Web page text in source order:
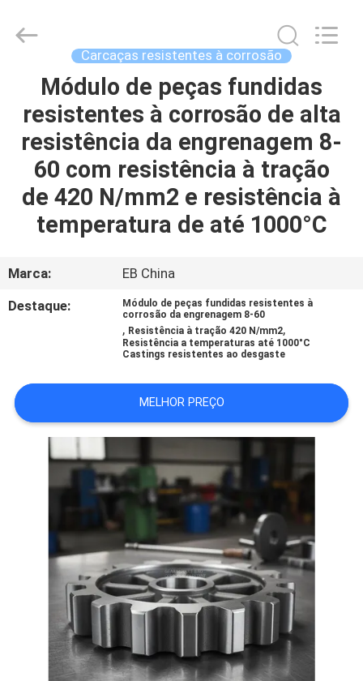
CASA
PRODUTOS
VÍDEOS
SOBRE
NÓS
EXCURSÃO
FÁBRICA
CONTROLE
QUALIDADE
CONTACTE-
NOTÍCIA
PEÇA
Casting
Carcaças resistentes à corrosão
Módulo de peças fundidas
resistentes à corrosão de alta
resistência da engrenagem 8-
60 com resistência à tração
de 420 N/mm2 e resistência à
temperatura de até 1000°C
Marca:
EB China
Destaque:
Módulo de peças fundidas resistentes à
corrosão da engrenagem 8-60
, Resistência à tração 420 N/mm2,
Resistência a temperaturas até 1000°C
Castings resistentes ao desgaste
MELHOR PREÇO